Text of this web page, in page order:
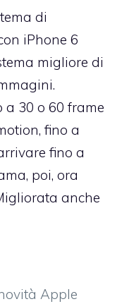
di
iPhone 6
migliore di
a 30 o 60 frame
fino a
fino a
poi, ora
anche
Apple